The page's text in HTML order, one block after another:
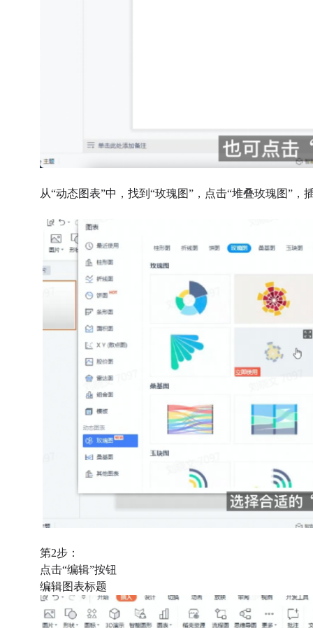
从“动态图表”中，找到“玫瑰图”， 点击“堆叠玫瑰图”，
第2步：
点击“编辑”按钮
编辑图表标题